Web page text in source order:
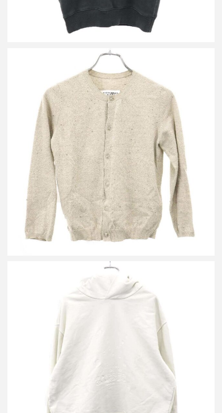
エムエムシックス メゾン マルジェラ 26SS ニットカーディガン
買取金額24,000円
詳しく見る
メゾン マルジェラ 23SS カレンダー ナンバリングエンブロイダリ
ーオーバーサイズスウェットパーカー
詳しく見る